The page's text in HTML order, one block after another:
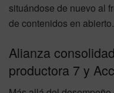
situándose de nuevo al
de contenidos en abierto.
Alianza
productora 7 y